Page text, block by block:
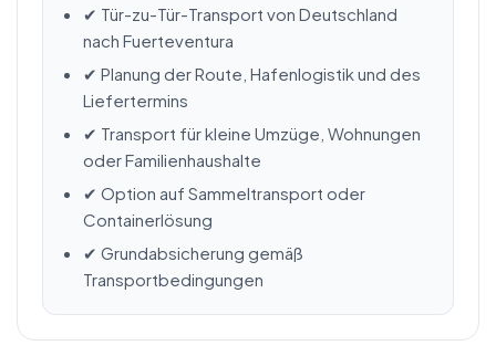
✔ Tür-zu-Tür-Transport von Deutschland
nach Fuerteventura
✔ Planung der Route, Hafenlogistik und des
Liefertermins
✔ Transport für kleine Umzüge, Wohnungen
oder Familienhaushalte
✔ Option auf Sammeltransport oder
Containerlösung
✔ Grundabsicherung gemäß
Transportbedingungen